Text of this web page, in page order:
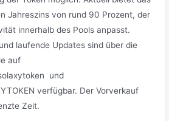
Jahreszins von rund 90 Prozent, der
innerhalb des Pools anpasst.
laufende Updates sind über die
auf
und
verfügbar. Der Vorverkauf
Zeit.